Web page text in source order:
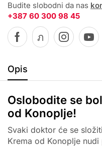
Budite slobodni da nas
+387 60 300 98 45
Opis
Oslobodite se
od Konoplje!
Svaki doktor će se
Krema od Konoplje